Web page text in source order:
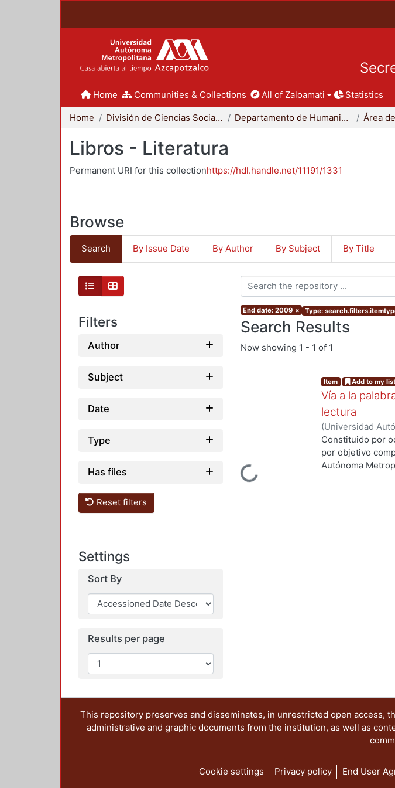
Home Communities & Collections All of Zaloamati Statistics
Home División de Ciencias Sociales y Humanidades Departamento de Humanidades Área
Libros - Literatura
Permanent URI for this collectionhttps://hdl.handle.net/11191/1331
Browse
Search By Issue Date By Author By Subject By Title
Filters
Author
Subject
Date
Type
Has files
Reset filters
Settings
Sort By
Results per page
End date: 2009 × Type:
Search Results
Now showing 1 - 1 of 1
Loading...
Item Add to my list
Vía a la
lectura
(Universidad
Sociales y
Marquet, Antonio
Constituido por
por objetivo
Autónoma
This repository preserves and disseminates, in unrestricted open access,
administrative and graphic documents from the institution, as well as
Cookie settings Privacy policy End User